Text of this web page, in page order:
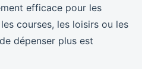
efficace pour les
courses, les loisirs ou les
dépenser plus est